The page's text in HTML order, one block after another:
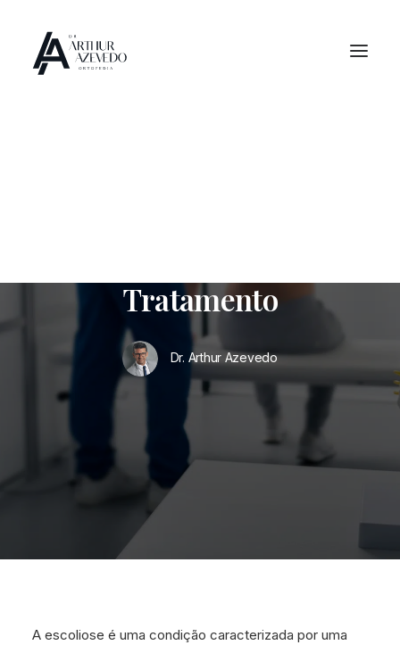
Tratamento
Dr. Arthur Azevedo
A escoliose é uma condição caracterizada por uma